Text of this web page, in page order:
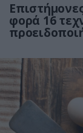
φορά 16